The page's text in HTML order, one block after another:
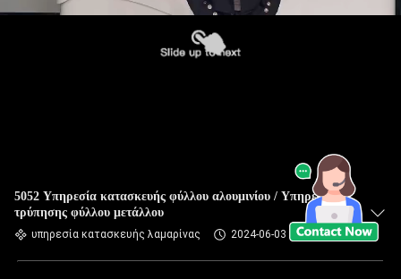
5052 Υπηρεσία κατασκευής φύλλου αλουμινίου / Υπηρεσίες
τρύπησης φύλλου μετάλλου
υπηρεσία κατασκευής λαμαρίνας 2024-06-03